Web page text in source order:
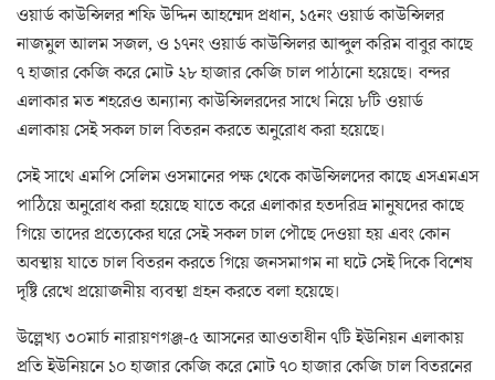
ওয়ার্ড কাউন্সিলর শফি উদ্দিন আহম্মেদ প্রধান, ১৫নং ওয়ার্ড কাউন্সিলর
নাজমুল আলম সজল, ও ১৭নং ওয়ার্ড কাউন্সিলর আব্দুল করিম বাবুর কাছে
৭ হাজার কেজি করে মোট ২৮ হাজার কেজি চাল পাঠানো হয়েছে। বন্দর
এলাকার মত শহরেও অন্যান্য কাউন্সিলরদের সাথে নিয়ে ৮টি ওয়ার্ড
এলাকায় সেই সকল চাল বিতরন করতে অনুরোধ করা হয়েছে।
সেই সাথে এমপি সেলিম ওসমানের পক্ষ থেকে কাউন্সিলদের কাছে এসএমএস
পাঠিয়ে অনুরোধ করা হয়েছে যাতে করে এলাকার হতদরিদ্র মানুষদের কাছে
গিয়ে তাদের প্রত্যেকের ঘরে সেই সকল চাল পৌছে দেওয়া হয় এবং কোন
অবস্থায় যাতে চাল বিতরন করতে গিয়ে জনসমাগম না ঘটে সেই দিকে বিশেষ
দৃষ্টি রেখে প্রয়োজনীয় ব্যবস্থা গ্রহন করতে বলা হয়েছে।
উল্লেখ্য ৩০মার্চ নারায়ণগঞ্জ-৫ আসনের আওতাধীন ৭টি ইউনিয়ন এলাকায়
প্রতি ইউনিয়নে ১০ হাজার কেজি করে মোট ৭০ হাজার কেজি চাল বিতরনের